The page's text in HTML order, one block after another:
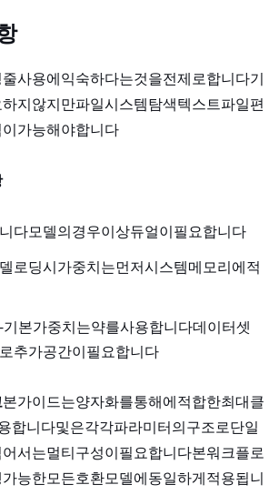
령줄 사용에 익숙하다는 것을 전제로 합니다. 기
지 않지만, 파일 시스템 탐색, 텍스트 파일 편
가능해야 합니다.
A10G가 해당됩니다. 70B 모델의 경우 48GB 이상(A6000, 듀얼 A100, H100)이 필요합니다.
. 모델 로딩 시 가중치는 먼저 시스템 메모리에 적
100GB 이상. Llama‑3 8B 기본 가중치는 약 16GB를 사용합니다. 데이터셋
추가 공간이 필요합니다.
본 가이드는 QLoRA 양자화를 통해 24GB GPU에 적합한 최대 클
다. Llama 4 Scout 및 Maverick은 각각 109B, 400B 파라미터의 Mixture of Experts 구조로, 단일
서는 멀티 GPU 구성이 필요합니다. 본 워크플로
가능한 모든 Hugging Face 호환 모델에 동일하게 적용됩니